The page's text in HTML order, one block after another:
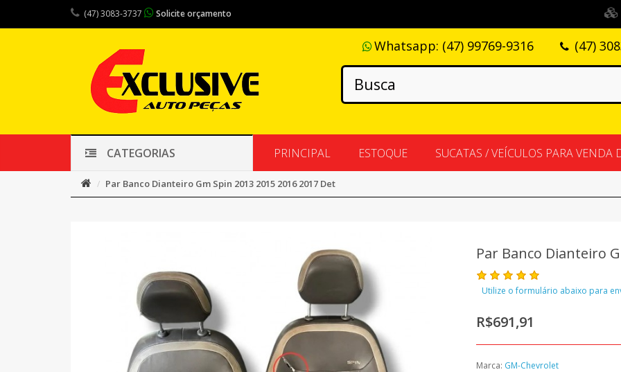
(47) 3083-3737 Solicite orçamento
Whatsapp: (47) 99769-9316 (47)
CATEGORIAS PRINCIPAL ESTOQUE SUCATAS / VEÍCULOS PARA VENDA
Par Banco Dianteiro Gm Spin 2013 2015 2016 2017 Det
Par Banco Dianteiro
Utilize o formulário abaixo para
R$691,91
Marca: GM-Chevrolet